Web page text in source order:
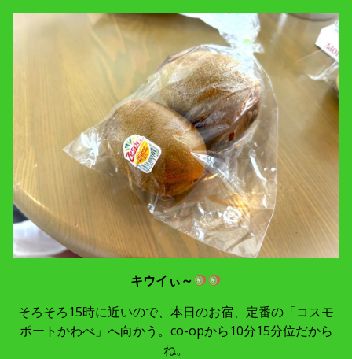
キウイぃ～
そろそろ15時に近いので、本日のお宿、定番の「コスモ
ポートかわべ」へ向かう。co-opから10分15分位だから
ね。